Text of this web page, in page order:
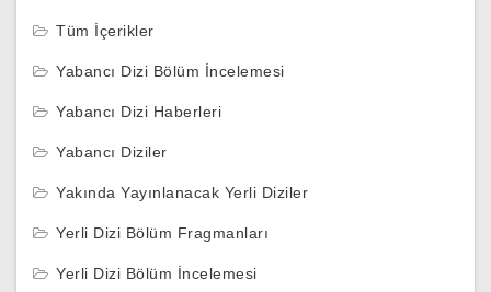
Tüm İçerikler
Yabancı Dizi Bölüm İncelemesi
Yabancı Dizi Haberleri
Yabancı Diziler
Yakında Yayınlanacak Yerli Diziler
Yerli Dizi Bölüm Fragmanları
Yerli Dizi Bölüm İncelemesi